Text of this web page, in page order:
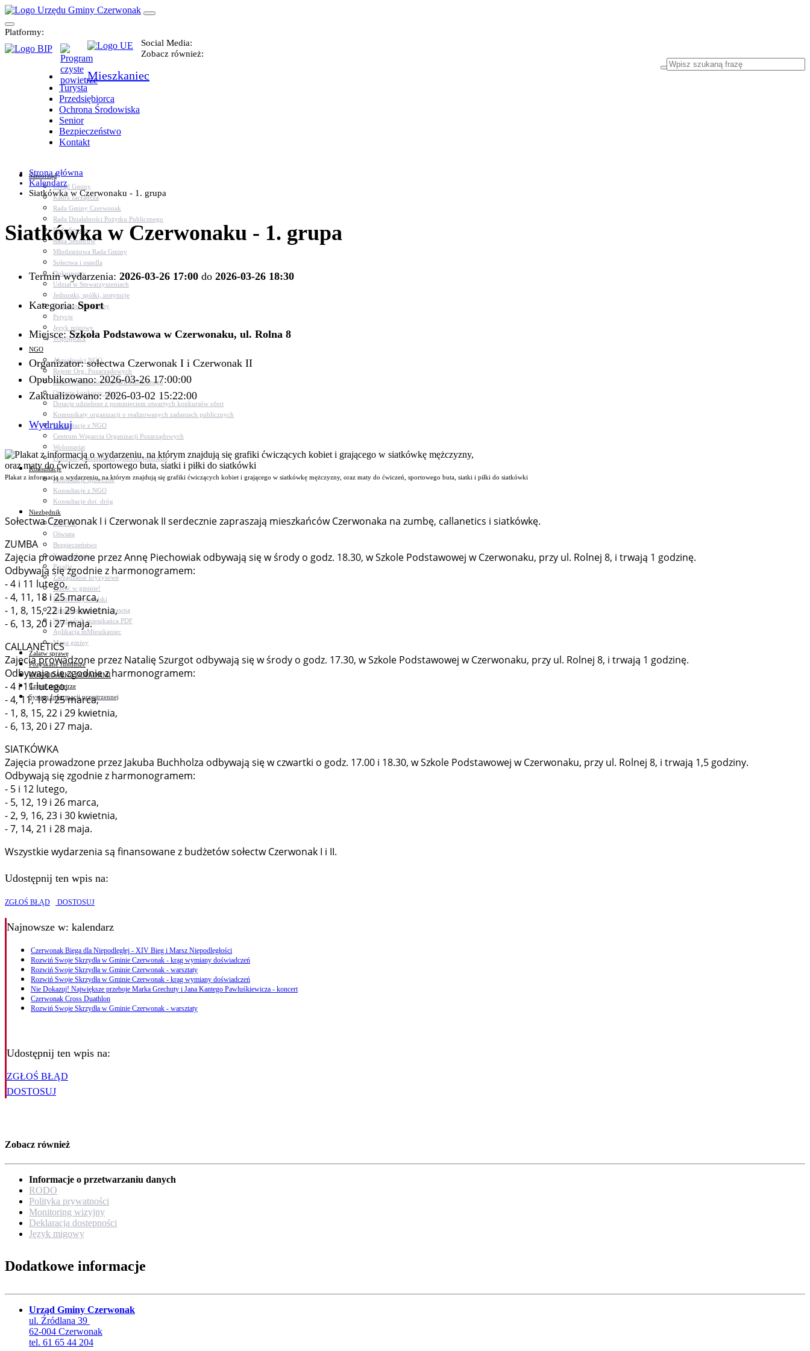
Platformy:
Social Media:
Zobacz również:
Mieszkaniec
Turysta
Przedsiębiorca
Ochrona Środowiska
Senior
Bezpieczeństwo
Kontakt
Samorząd
Urząd Gminy
Kadra zarządcza
Rada Gminy Czerwonak
Rada Działalności Pożytku Publicznego
Rada Sportu
Rada Seniorów
Młodzieżowa Rada Gminy
Sołectwa i osiedla
Dokumenty
Udział w Stowarzyszeniach
Jednostki, spółki, instytucje
Zasłużeni dla gminy
Petycje
Język migowy
Współpraca
NGO
Aktualności NGO
Rejestr Org. Pozarządowych
Rada Działalności Pożytku Publicznego
Otwarte konkursy ofert
Dotacje udzielone z pominięciem otwartych konkursów ofert
Komunikaty organizacji o realizowanych zadaniach publicznych
Konsultacje z NGO
Centrum Wsparcia Organizacji Pozarządowych
Wolontariat
Procedury, formularze, pliki do pobrania
Konsultacje
Konsultacje społeczne
Konsultacje z NGO
Konsultacje dot. dróg
Niezbędnik
Zdrowie
Oświata
Bezpieczeństwo
Komunikacja
Parafie
Zarządzanie kryzysowe
C.ześć w gminie!
Budżet obywatelski
Nieodpłatna pomoc prawna
Niezbędnik mieszkańca PDF
Aplikacja mMieszkaniec
Mapa gminy
Załatw sprawę
Pozyskane fundusze
GOSPODARKA ODPADAMI
Czyste powietrze
System Informacji przestrzennej
Strona główna
Kalendarz
Siatkówka w Czerwonaku - 1. grupa
Siatkówka w Czerwonaku - 1. grupa
Termin wydarzenia: 2026-03-26 17:00 do 2026-03-26 18:30
Kategoria:Sport
Miejsce:Szkoła Podstawowa w Czerwonaku, ul. Rolna 8
Organizator: sołectwa Czerwonak I i Czerwonak II
Opublikowano: 2026-03-26 17:00:00
Zaktualizowano: 2026-03-02 15:22:00
Wydrukuj
Plakat z informacją o wydarzeniu, na którym znajdują się grafiki ćwiczących kobiet i grającego w siatkówkę mężczyzny, oraz maty do ćwiczeń, sportowego buta, siatki i piłki do siatkówki
Sołectwa Czerwonak I i Czerwonak II serdecznie zapraszają mieszkańców Czerwonaka na zumbę, callanetics i siatkówkę.
ZUMBA
Zajęcia prowadzone przez Annę Piechowiak odbywają się w środy o godz. 18.30, w Szkole Podstawowej w Czerwonaku, przy ul. Rolnej 8, i trwają 1 godzinę.
Odbywają się zgodnie z harmonogramem:
- 4 i 11 lutego,
- 4, 11, 18 i 25 marca,
- 1, 8, 15, 22 i 29 kwietnia,
- 6, 13, 20 i 27 maja.
CALLANETICS
Zajęcia prowadzone przez Natalię Szurgot odbywają się w środy o godz. 17.30, w Szkole Podstawowej w Czerwonaku, przy ul. Rolnej 8, i trwają 1 godzinę.
Odbywają się zgodnie z harmonogramem:
- 4 i 11 lutego,
- 4, 11, 18 i 25 marca,
- 1, 8, 15, 22 i 29 kwietnia,
- 6, 13, 20 i 27 maja.
SIATKÓWKA
Zajęcia prowadzone przez Jakuba Buchholza odbywają się w czwartki o godz. 17.00 i 18.30, w Szkole Podstawowej w Czerwonaku, przy ul. Rolnej 8, i trwają 1,5 godziny.
Odbywają się zgodnie z harmonogramem:
- 5 i 12 lutego,
- 5, 12, 19 i 26 marca,
- 2, 9, 16, 23 i 30 kwietnia,
- 7, 14, 21 i 28 maja.
Wszystkie wydarzenia są finansowane z budżetów sołectw Czerwonak I i II.
Udostępnij ten wpis na:
ZGŁOŚ BŁĄD DOSTOSUJ
Najnowsze w: kalendarz
Czerwonak Biega dla Niepodległej - XIV Bieg i Marsz Niepodległości
Rozwiń Swoje Skrzydła w Gminie Czerwonak - krąg wymiany doświadczeń
Rozwiń Swoje Skrzydła w Gminie Czerwonak - warsztaty
Rozwiń Swoje Skrzydła w Gminie Czerwonak - krąg wymiany doświadczeń
Nie Dokazuj! Największe przeboje Marka Grechuty i Jana Kantego Pawluśkiewicza - koncert
Czerwonak Cross Duathlon
Rozwiń Swoje Skrzydła w Gminie Czerwonak - warsztaty
Udostępnij ten wpis na:
ZGŁOŚ BŁĄD
DOSTOSUJ
Zobacz również
Informacje o przetwarzaniu danych
RODO
Polityka prywatności
Monitoring wizyjny
Deklaracja dostępności
Język migowy
Dodatkowe informacje
Urząd Gminy Czerwonak
ul. Źródlana 39
62-004 Czerwonak
tel. 61 65 44 204